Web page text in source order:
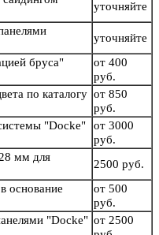
уточняйте
уточняйте
бруса"
от 400
руб.
по каталогу от 850
руб.
"Docke"
от 3000
руб.
мм для
2500 руб.
основание
от 500
руб.
"Docke" от 2500